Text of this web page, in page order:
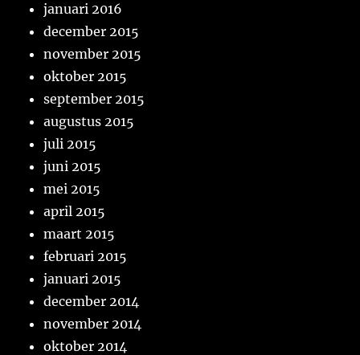
januari 2016
december 2015
november 2015
oktober 2015
september 2015
augustus 2015
juli 2015
juni 2015
mei 2015
april 2015
maart 2015
februari 2015
januari 2015
december 2014
november 2014
oktober 2014